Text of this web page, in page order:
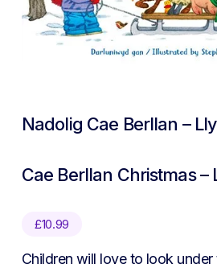
Nadolig Cae Berllan –
Cae Berllan Christmas –
£10.99
Children will love to look